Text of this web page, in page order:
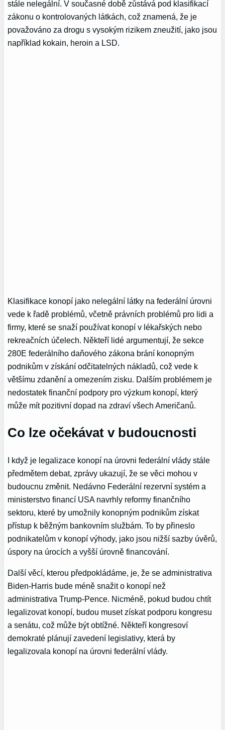
stále nelegální. V současné době zůstává pod klasifikací
zákonu o kontrolovaných látkách, což znamená, že je
považováno za drogu s vysokým rizikem zneužití, jako jsou
například kokain, heroin a LSD.
Klasifikace konopí jako nelegální látky na federální úrovni
vede k řadě problémů, včetně právních problémů pro lidi a
firmy, které se snaží používat konopí v lékařských nebo
rekreačních účelech. Někteří lidé argumentují, že sekce
280E federálního daňového zákona brání konopným
podnikům v získání odčitatelných nákladů, což vede k
většímu zdanění a omezením zisku. Dalším problémem je
nedostatek finanční podpory pro výzkum konopí, který
může mít pozitivní dopad na zdraví všech Američanů.
Co lze očekávat v budoucnosti
I když je legalizace konopí na úrovni federální vlády stále
předmětem debat, zprávy ukazují, že se věci mohou v
budoucnu změnit. Nedávno Federální rezervní systém a
ministerstvo financí USA navrhly reformy finančního
sektoru, které by umožnily konopným podnikům získat
přístup k běžným bankovním službám. To by přineslo
podnikatelům v konopí výhody, jako jsou nižší sazby úvěrů,
úspory na úrocích a vyšší úrovně financování.
Další věcí, kterou předpokládáme, je, že se administrativa
Biden-Harris bude méně snažit o konopí než
administrativa Trump-Pence. Nicméně, pokud budou chtít
legalizovat konopí, budou muset získat podporu kongresu
a senátu, což může být obtížné. Někteří kongresoví
demokraté plánují zavedení legislativy, která by
legalizovala konopí na úrovni federální vlády.